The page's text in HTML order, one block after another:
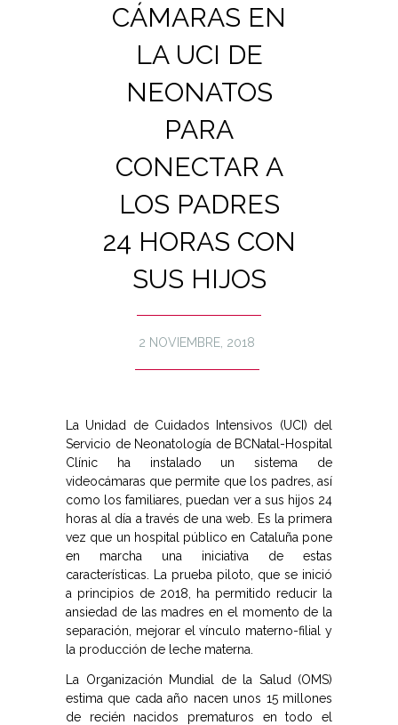
CÁMARAS EN
LA UCI DE
NEONATOS
PARA
CONECTAR A
LOS PADRES
24 HORAS CON
SUS HIJOS
2 NOVIEMBRE, 2018
La Unidad de Cuidados Intensivos (UCI) del
Servicio de Neonatología de BCNatal-Hospital
Clínic ha instalado un sistema de
videocámaras que permite que los padres, así
como los familiares, puedan ver a sus hijos 24
horas al día a través de una web. Es la primera
vez que un hospital público en Cataluña pone
en marcha una iniciativa de estas
características. La prueba piloto, que se inició
a principios de 2018, ha permitido reducir la
ansiedad de las madres en el momento de la
separación, mejorar el vínculo materno-filial y
la producción de leche materna.
La Organización Mundial de la Salud (OMS)
estima que cada año nacen unos 15 millones
de recién nacidos prematuros en todo el